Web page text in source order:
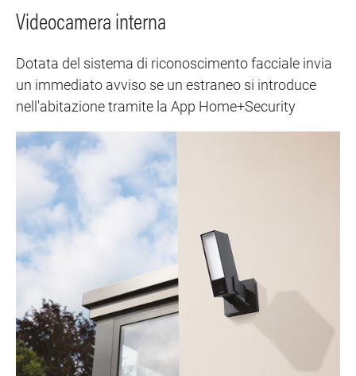
Videocamera interna
Dotata del sistema di riconoscimento facciale invia
un immediato avviso se un estraneo si introduce
nell'abitazione tramite la App Home+Security